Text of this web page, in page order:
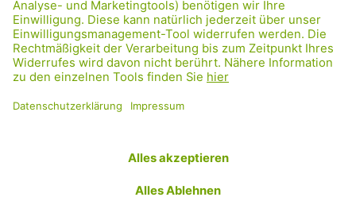
GRÜNE RADRETTUNG
FRIDAY NIGHTSKATING
NETIQUETTE
DATENSCHUTZ
TRANSPARENZ